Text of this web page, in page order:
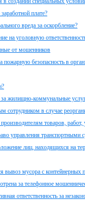
плате?
вреда за оскорбление?
на уголовную
от мошенников
пожарную безопасность в
жилищно-коммунальные
сотрудником в случае
товаров, работ,
управления транспортными
лиц, находящихся на
вывоз мусора с контейнерных
за телефонное
ответственность за